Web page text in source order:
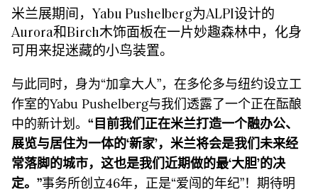
米兰展期间，Yabu Pushelberg为ALPI设计的
Aurora和Birch木饰面板在一片妙趣森林中，化身
可用来捉迷藏的小鸟装置。
与此同时，身为“加拿大人”，在多伦多与纽约设立工
作室的Yabu Pushelberg与我们透露了一个正在酝酿
中的新计划。 “目前我们正在米兰打造一个融办公、
展览与居住为一体的‘新家’，米兰将会是我们未来经
常落脚的城市，这也是我们近期做的最‘大胆’的决
定。”事务所创立46年，正是“爱闯的年纪”！期待明